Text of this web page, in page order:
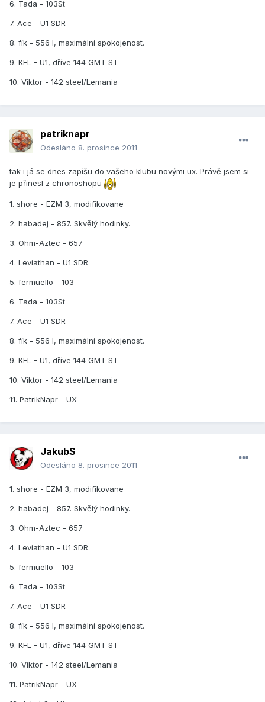
6. Tada - 103St
7. Ace - U1 SDR
8. fík - 556 I, maximální spokojenost.
9. KFL - U1, dříve 144 GMT ST
10. Viktor - 142 steel/Lemania
patriknapr
Odesláno 8. prosince 2011
tak i já se dnes zapíšu do vašeho klubu novými ux. Právě jsem si
je přinesl z chronoshopu
1. shore - EZM 3, modifikovane
2. habadej - 857. Skvělý hodinky.
3. Ohm-Aztec - 657
4. Leviathan - U1 SDR
5. fermuello - 103
6. Tada - 103St
7. Ace - U1 SDR
8. fík - 556 I, maximální spokojenost.
9. KFL - U1, dříve 144 GMT ST
10. Viktor - 142 steel/Lemania
11. PatrikNapr - UX
JakubS
Odesláno 8. prosince 2011
1. shore - EZM 3, modifikovane
2. habadej - 857. Skvělý hodinky.
3. Ohm-Aztec - 657
4. Leviathan - U1 SDR
5. fermuello - 103
6. Tada - 103St
7. Ace - U1 SDR
8. fík - 556 I, maximální spokojenost.
9. KFL - U1, dříve 144 GMT ST
10. Viktor - 142 steel/Lemania
11. PatrikNapr - UX